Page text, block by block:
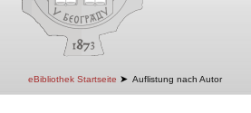
eBibliothek Startseite ➤ Auflistung nach Autor